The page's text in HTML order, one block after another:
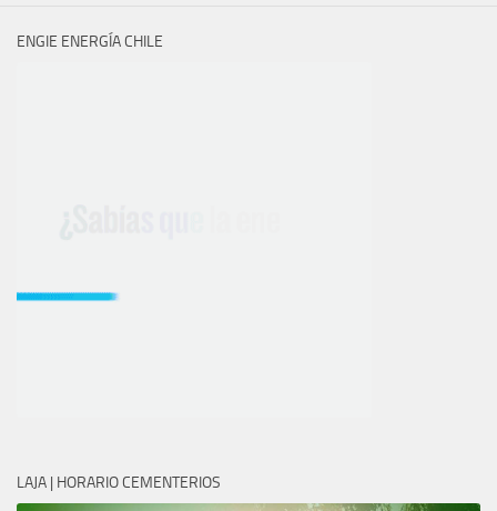
ENGIE ENERGÍA CHILE
LAJA | HORARIO CEMENTERIOS